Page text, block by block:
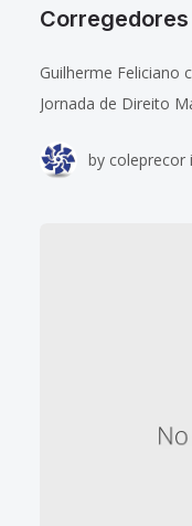
Corregedores
Guilherme Feliciano
Jornada de Direito
participou nesta
by coleprecor